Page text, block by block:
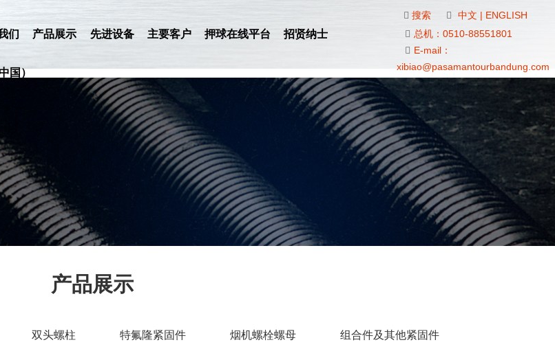
中文 | ENGLISH
总机：0510-88551801
E-mail：
xibiao@pasamantourbandung.com
搜索
们 产品展示 先进设备 主要客户 押球在线平台 招贤纳士
国）
产品展示
双头螺柱 特氟隆紧固件 烟机螺栓螺母 组合件及其他紧固件